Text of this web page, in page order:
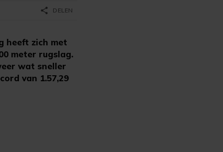
heeft zich met
meter rugslag.
wat sneller
van 1.57,29
share DELEN